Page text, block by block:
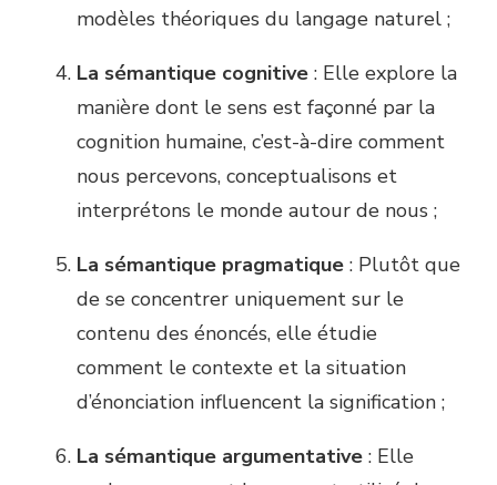
modèles théoriques du langage naturel ;
La sémantique cognitive : Elle explore la
manière dont le sens est façonné par la
cognition humaine, c’est-à-dire comment
nous percevons, conceptualisons et
interprétons le monde autour de nous ;
La sémantique pragmatique : Plutôt que
de se concentrer uniquement sur le
contenu des énoncés, elle étudie
comment le contexte et la situation
d’énonciation influencent la signification ;
La sémantique argumentative : Elle